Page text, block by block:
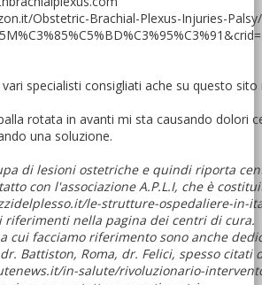
Obstetric-Brachial-Plexus-Injuries-
specialisti consigliati ache su questo
rotata in avanti mi sta causando
una soluzione.
di lesioni ostetriche e quindi riporta
con l'associazione A.P.L.I, che è
le-strutture-ospedaliere-in-
riferimenti nella pagina dei centri di cura.
cui facciamo riferimento sono anche
dr. Battiston, Roma, dr. Felici, spesso
in-salute/rivoluzionario-